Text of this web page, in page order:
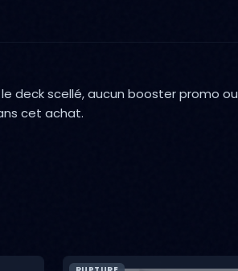
deck scellé, aucun booster promo ou
cet achat.